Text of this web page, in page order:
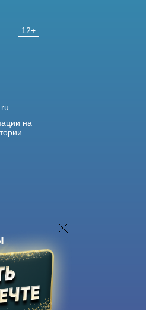
12+
на
х